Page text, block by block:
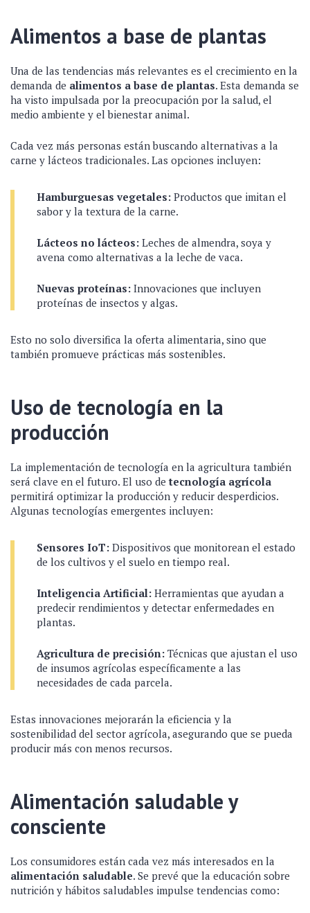
Alimentos a base de plantas
Una de las tendencias más relevantes es el crecimiento en la
demanda de alimentos a base de plantas. Esta demanda se
ha visto impulsada por la preocupación por la salud, el
medio ambiente y el bienestar animal.
Cada vez más personas están buscando alternativas a la
carne y lácteos tradicionales. Las opciones incluyen:
Hamburguesas vegetales: Productos que imitan el
sabor y la textura de la carne.
Lácteos no lácteos: Leches de almendra, soya y
avena como alternativas a la leche de vaca.
Nuevas proteínas: Innovaciones que incluyen
proteínas de insectos y algas.
Esto no solo diversifica la oferta alimentaria, sino que
también promueve prácticas más sostenibles.
Uso de tecnología en la
producción
La implementación de tecnología en la agricultura también
será clave en el futuro. El uso detecnología agrícola
permitirá optimizar la producción y reducir desperdicios.
Algunas tecnologías emergentes incluyen:
Sensores IoT: Dispositivos que monitorean el estado
de los cultivos y el suelo en tiempo real.
Inteligencia Artificial: Herramientas que ayudan a
predecir rendimientos y detectar enfermedades en
plantas.
Agricultura de precisión: Técnicas que ajustan el uso
de insumos agrícolas específicamente a las
necesidades de cada parcela.
Estas innovaciones mejorarán la eficiencia y la
sostenibilidad del sector agrícola, asegurando que se pueda
producir más con menos recursos.
Alimentación saludable y
consciente
Los consumidores están cada vez más interesados en la
alimentación saludable. Se prevé que la educación sobre
nutrición y hábitos saludables impulse tendencias como: